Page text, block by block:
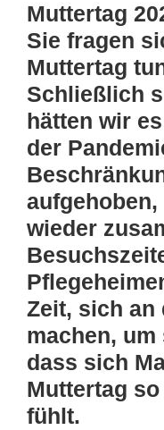
Muttertag
Sie fragen
Muttertag
Schließlich
hätten wir
der
wieder
Zeit, sich an
machen,
dass sich
Muttertag
fühlt.